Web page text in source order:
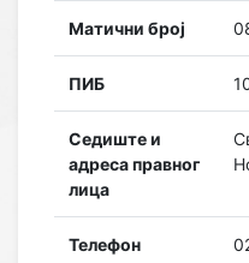
Матични број
ПИБ
Седиште и
адреса правног
лица
Телефон